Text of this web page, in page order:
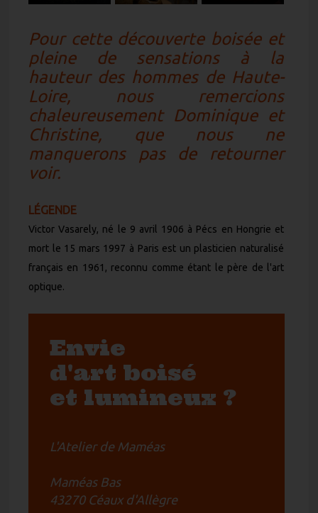
Pour cette découverte boisée et
pleine de sensations à la
hauteur des hommes de Haute-
Loire, nous remercions
chaleureusement Dominique et
Christine, que nous ne
manquerons pas de retourner
voir.
LÉGENDE
Victor Vasarely, né le 9 avril 1906 à Pécs en Hongrie et
mort le 15 mars 1997 à Paris est un plasticien naturalisé
français en 1961, reconnu comme étant le père de l'art
optique.
Envie
d'art boisé
et lumineux ?
L'Atelier de Maméas
Maméas Bas
43270 Céaux d'Allègre